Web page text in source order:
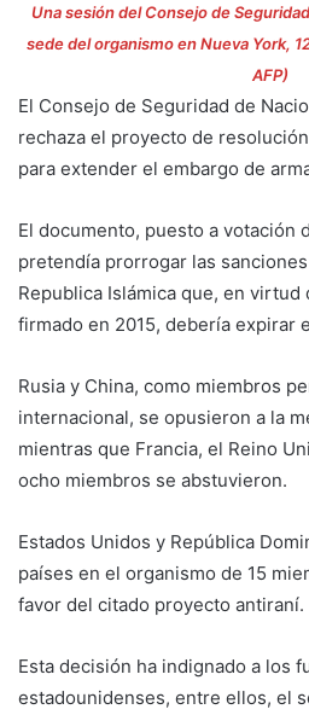
Una sesión del Consejo de
sede del organismo en Nueva York,
AFP)
El Consejo de Seguridad de
rechaza el proyecto de
para extender el embargo de
El documento, puesto a votación
pretendía prorrogar las
Republica Islámica que, en
firmado en 2015, debería expirar
Rusia y China, como miembros
internacional, se opusieron a la
mientras que Francia, el Reino
ocho miembros se abstuvieron.
Estados Unidos y República
países en el organismo de 15
favor del citado proyecto antiraní.
Esta decisión ha indignado a los
estadounidenses, entre ellos, el